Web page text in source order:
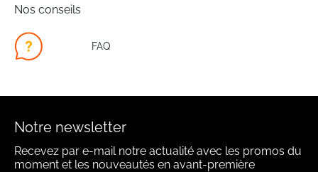
Nos conseils
FAQ
Notre newsletter
Recevez par e-mail notre actualité avec les promos du
moment et les nouveautés en avant-première